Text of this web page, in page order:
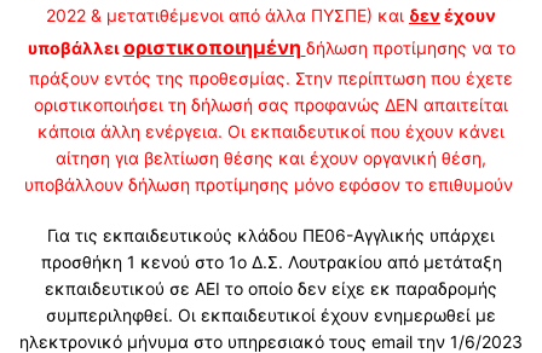
2022 & μετατιθέμενοι από άλλα ΠΥΣΠΕ) και δεν έχουν
υποβάλλειοριστικοποιημένη δήλωση προτίμησης να το
πράξουν εντός της προθεσμίας. Στην περίπτωση που έχετε
οριστικοποιήσει τη δήλωσή σας προφανώς ΔΕΝ απαιτείται
κάποια άλλη ενέργεια. Οι εκπαιδευτικοί που έχουν κάνει
αίτηση για βελτίωση θέσης και έχουν οργανική θέση,
υποβάλλουν δήλωση προτίμησης μόνο εφόσον το επιθυμούν
Για τις εκπαιδευτικούς κλάδου ΠΕ06-Αγγλικής υπάρχει
προσθήκη 1 κενού στο 1ο Δ.Σ. Λουτρακίου από μετάταξη
εκπαιδευτικού σε ΑΕΙ το οποίο δεν είχε εκ παραδρομής
συμπεριληφθεί. Οι εκπαιδευτικοί έχουν ενημερωθεί με
ηλεκτρονικό μήνυμα στο υπηρεσιακό τους email την 1/6/2023